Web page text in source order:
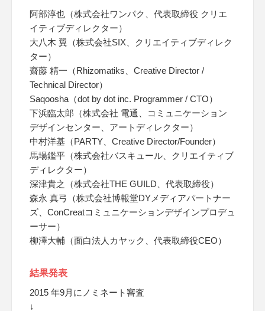
阿部淳也（株式会社ワンパク、代表取締役 クリエ
イティブディレクター）
大八木 翼（株式会社SIX、クリエイティブディレク
ター）
齋藤 精一（Rhizomatiks、Creative Director /
Technical Director）
Saqoosha（dot by dot inc. Programmer / CTO）
下浜臨太郎（株式会社 電通、コミュニケーション
デザインセンター、アートディレクター）
中村洋基（PARTY、Creative Director/Founder）
馬場鑑平（株式会社バスキュール、クリエイティブ
ディレクター）
深津貴之（株式会社THE GUILD、代表取締役）
森永 真弓（株式会社博報堂DYメディアパートナー
ズ、ConCreatコミュニケーションデザインプロデュ
ーサー）
柳澤大輔（面白法人カヤック、代表取締役CEO）
結果発表
2015 年9月にノミネート審査
↓